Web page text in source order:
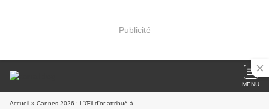
Publicité
MENU
Accueil » Cannes 2026 : L'Œil d'or attribué à...